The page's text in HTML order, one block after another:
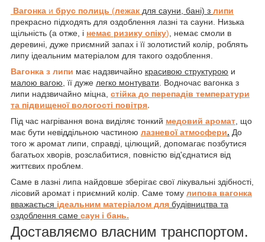
Вагонка и брус полиць (лежак для сауни, бані) з липи
прекрасно підходять для оздоблення лазні та сауни. Низька
щільність (а отже, і немає ризику опіку), немає смоли в
деревині, дуже приємний запах і її золотистий колір, роблять
липу ідеальним матеріалом для такого оздоблення.
Вагонка з липи має надзвичайно красивою структурою и
малою вагою, її дуже легко монтувати. Водночас вагонка з
липи надзвичайно міцна, стійка до перепадів температури
та підвищеної вологості повітря.
Під час нагрівання вона виділяє тонкий медовий аромат, що
має бути невіддільною частиною лазневої атмосфери. До
того ж аромат липи, справді, цілющий, допомагає позбутися
багатьох хворів, розслабитися, повністю від'єднатися від
життєвих проблем.
Саме в лазні липа найдовше зберігає свої лікувальні здібності,
лісовий аромат і приємний колір. Саме тому липова вагонка
вважається ідеальним матеріалом для будівництва та
оздоблення саме саун і бань.
Доставляємо власним транспортом.